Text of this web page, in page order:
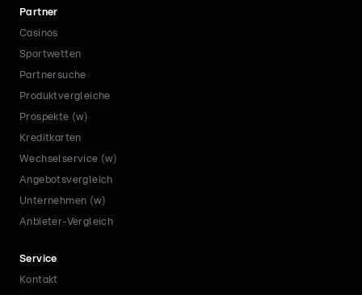
Partner
Casinos
Sportwetten
Partnersuche
Produktvergleiche
Prospekte (w)
Kreditkarten
Wechselservice (w)
Angebotsvergleich
Unternehmen (w)
Anbieter-Vergleich
Service
Kontakt